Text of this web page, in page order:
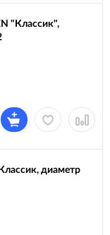
"Классик",
диаметр